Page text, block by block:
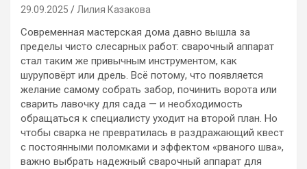
29.09.2025 Лилия Казакова
Современная мастерская дома давно вышла за
пределы чисто слесарных работ: сварочный аппарат
стал таким же привычным инструментом, как
шуруповёрт или дрель. Всё потому, что появляется
желание самому собрать забор, починить ворота или
сварить лавочку для сада — и необходимость
обращаться к специалисту уходит на второй план. Но
чтобы сварка не превратилась в раздражающий квест
с постоянными поломками и эффектом «рваного шва»,
важно выбрать надежный сварочный аппарат для